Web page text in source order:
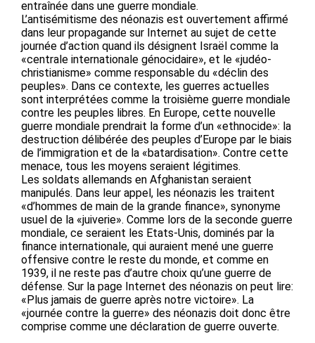
entraînée dans une guerre mondiale.
L’antisémitisme des néonazis est ouvertement affirmé
dans leur propagande sur Internet au sujet de cette
journée d’action quand ils désignent Israël comme la
«centrale internationale génocidaire», et le «judéo-
christianisme» comme responsable du «déclin des
peuples». Dans ce contexte, les guerres actuelles
sont interprétées comme la troisième guerre mondiale
contre les peuples libres. En Europe, cette nouvelle
guerre mondiale prendrait la forme d’un «ethnocide»: la
destruction délibérée des peuples d’Europe par le biais
de l’immigration et de la «batardisation». Contre cette
menace, tous les moyens seraient légitimes.
Les soldats allemands en Afghanistan seraient
manipulés. Dans leur appel, les néonazis les traitent
«d’hommes de main de la grande finance», synonyme
usuel de la «juiverie». Comme lors de la seconde guerre
mondiale, ce seraient les Etats-Unis, dominés par la
finance internationale, qui auraient mené une guerre
offensive contre le reste du monde, et comme en
1939, il ne reste pas d’autre choix qu’une guerre de
défense. Sur la page Internet des néonazis on peut lire:
«Plus jamais de guerre après notre victoire». La
«journée contre la guerre» des néonazis doit donc être
comprise comme une déclaration de guerre ouverte.